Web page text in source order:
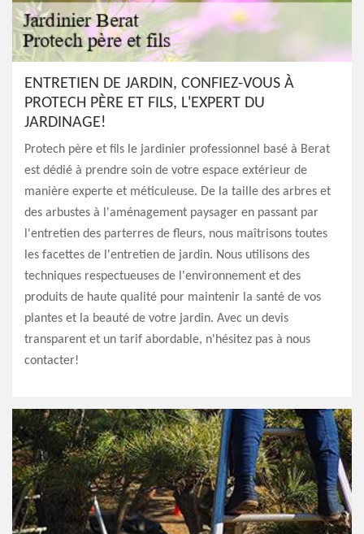
ENTRETIEN DE JARDIN, CONFIEZ-VOUS À
PROTECH PÈRE ET FILS, L'EXPERT DU
JARDINAGE!
Protech père et fils le jardinier professionnel basé à Berat
est dédié à prendre soin de votre espace extérieur de
manière experte et méticuleuse. De la taille des arbres et
des arbustes à l'aménagement paysager en passant par
l'entretien des parterres de fleurs, nous maîtrisons toutes
les facettes de l'entretien de jardin. Nous utilisons des
techniques respectueuses de l'environnement et des
produits de haute qualité pour maintenir la santé de vos
plantes et la beauté de votre jardin. Avec un devis
transparent et un tarif abordable, n'hésitez pas à nous
contacter!